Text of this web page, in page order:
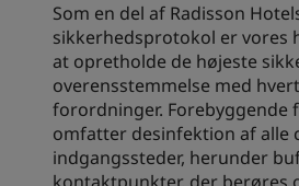
Som en del af Radisson
sikkerhedsprotokol er vores
at opretholde de højeste
overensstemmelse med
forordninger. Forebyggende
omfatter desinfektion af alle
indgangssteder, herunder